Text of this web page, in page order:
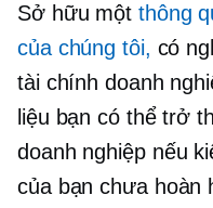
Sở hữu một thông
của chúng tôi, có
tài chính doanh
liệu bạn có thể trở
doanh nghiệp nếu
của bạn chưa hoàn